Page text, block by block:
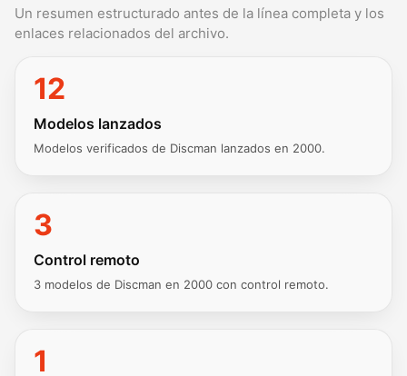
Un resumen estructurado antes de la línea completa y los
enlaces relacionados del archivo.
12
Modelos lanzados
Modelos verificados de Discman lanzados en 2000.
3
Control remoto
3 modelos de Discman en 2000 con control remoto.
1